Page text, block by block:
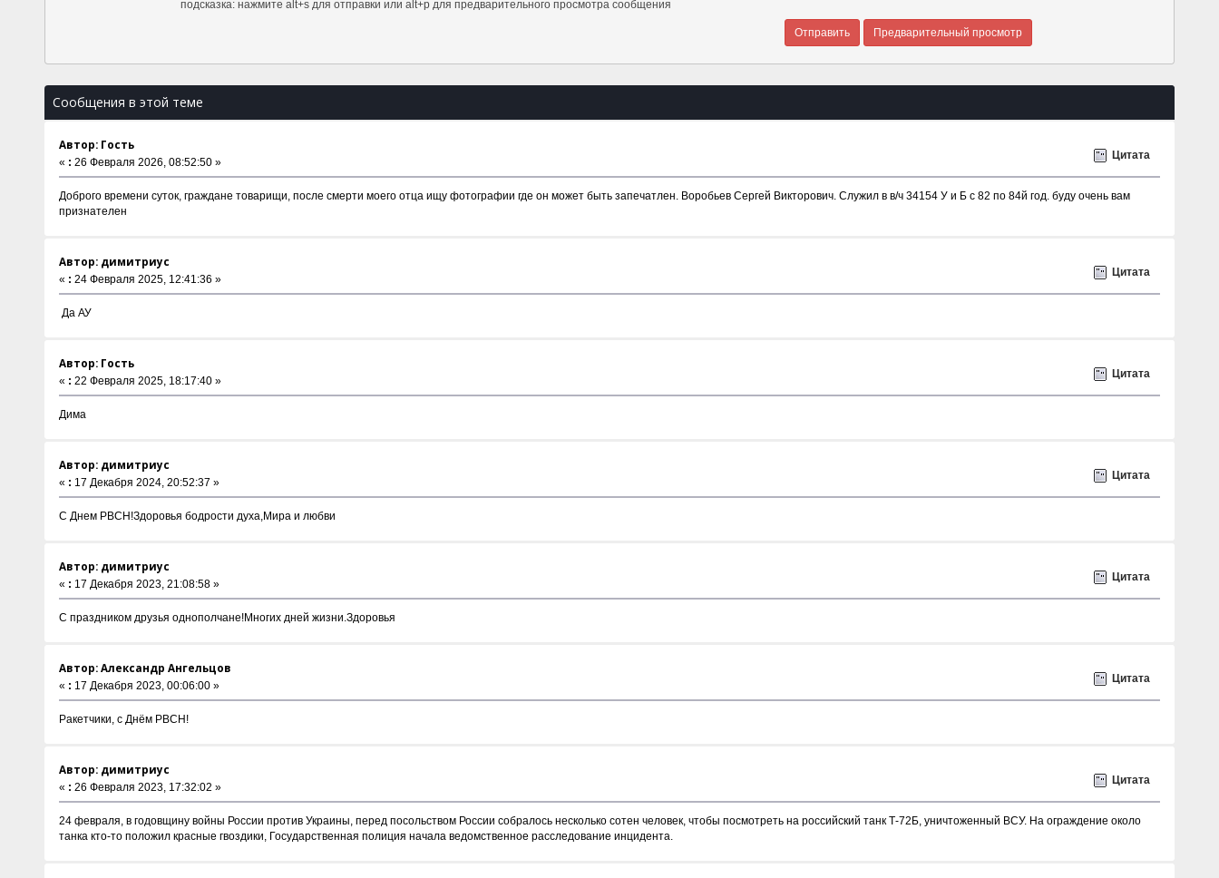
подсказка: нажмите alt+s для отправки или alt+p для предварительного просмотра сообщения
Сообщения в этой теме
Автор: Гость
« : 26 Февраля 2026, 08:52:50 »
Цитата
Доброго времени суток, граждане товарищи, после смерти моего отца ищу фотографии где он может быть запечатлен. Воробьев Сергей Викторович. Служил в в/ч 34154 У и Б с 82 по 84й год. буду очень вам
признателен
Автор: димитриус
« : 24 Февраля 2025, 12:41:36 »
Цитата
Да АУ
Автор: Гость
« : 22 Февраля 2025, 18:17:40 »
Цитата
Дима
Автор: димитриус
« : 17 Декабря 2024, 20:52:37 »
Цитата
С Днем РВСН!Здоровья бодрости духа,Мира и любви
Автор: димитриус
« : 17 Декабря 2023, 21:08:58 »
Цитата
С праздником друзья однополчане!Многих дней жизни.Здоровья
Автор: Александр Ангельцов
« : 17 Декабря 2023, 00:06:00 »
Цитата
Ракетчики, с Днём РВСН!
Автор: димитриус
« : 26 Февраля 2023, 17:32:02 »
Цитата
24 февраля, в годовщину войны России против Украины, перед посольством России собралось несколько сотен человек, чтобы посмотреть на российский танк Т-72Б, уничтоженный ВСУ. На ограждениe около
танка кто-то положил красные гвоздики, Государственная полиция начала ведомственное расследование инцидента.